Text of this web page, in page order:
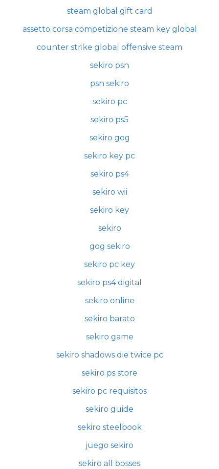
steam global gift card
assetto corsa competizione steam key global
counter strike global offensive steam
sekiro psn
psn sekiro
sekiro pc
sekiro ps5
sekiro gog
sekiro key pc
sekiro ps4
sekiro wii
sekiro key
sekiro
gog sekiro
sekiro pc key
sekiro ps4 digital
sekiro online
sekiro barato
sekiro game
sekiro shadows die twice pc
sekiro ps store
sekiro pc requisitos
sekiro guide
sekiro steelbook
juego sekiro
sekiro all bosses